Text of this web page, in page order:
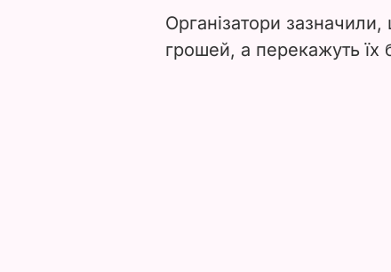
Організатори
грошей, а перекажуть їх